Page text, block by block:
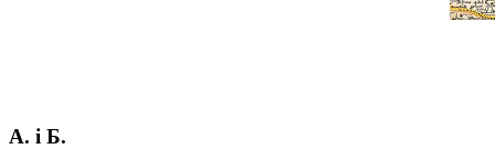
А. і Б.